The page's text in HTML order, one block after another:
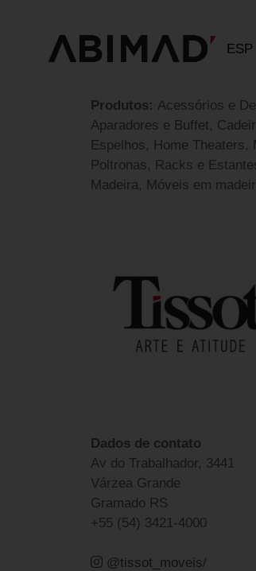
ESP
Produtos: Acessórios e
Aparadores e Buffet,
Espelhos, Home Theaters,
Poltronas, Racks e
Madeira, Móveis em
Dados de contato
Av do Trabalhador, 3441
Várzea Grande
Gramado RS
+55 (54) 3421-4000
@tissot_moveis/